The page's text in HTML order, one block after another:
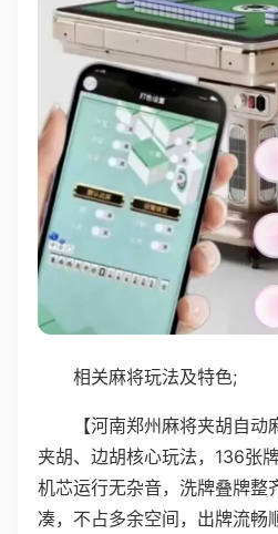
相关麻将玩法及特色;
【河南郑州麻将夹胡自
夹胡、边胡核心玩法，136张
机芯运行无杂音，洗牌叠牌整
凑，不占多余空间，出牌流畅